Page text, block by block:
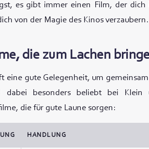
es gibt immer einen Film, der
von der Magie des Kinos verzaubern.
die zum Lachen
eine gute Gelegenheit, um
dabei besonders beliebt bei
die für gute Laune sorgen:
HANDLUNG